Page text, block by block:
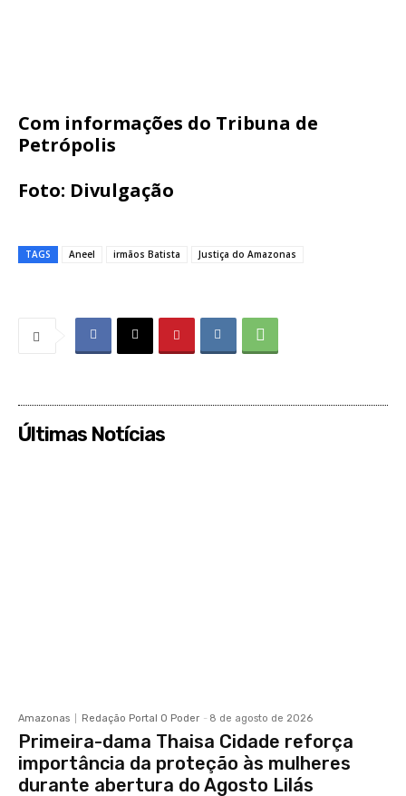
Com informações do Tribuna de
Petrópolis
Foto: Divulgação
TAGS Aneel irmãos Batista Justiça do Amazonas
Últimas Notícias
Amazonas Redação Portal O Poder - 8 de agosto de 2026
Primeira-dama Thaisa Cidade reforça
importância da proteção às mulheres
durante abertura do Agosto Lilás